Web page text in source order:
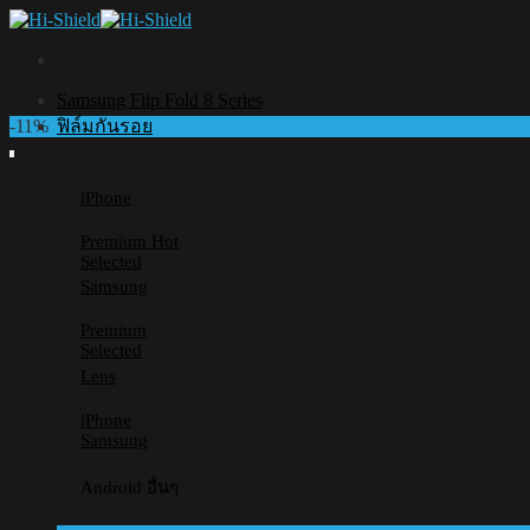
Skip
Samsung Flip Fold 8 Series
ฟิล์มกันรอย
iPhone
Premium
Selected
Samsung
Premium
Selected
Lens
iPhone
Samsung
Android อื่นๆ
-11%